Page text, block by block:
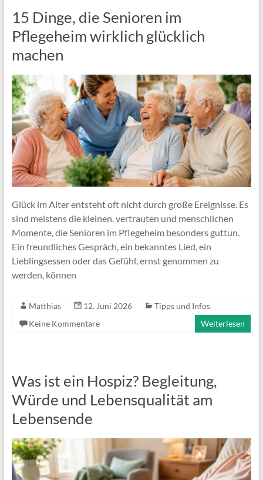
15 Dinge, die Senioren im
Pflegeheim wirklich glücklich
machen
Glück im Alter entsteht oft nicht durch große Ereignisse. Es
sind meistens die kleinen, vertrauten und menschlichen
Momente, die Senioren im Pflegeheim besonders guttun.
Ein freundliches Gespräch, ein bekanntes Lied, ein
Lieblingsessen oder das Gefühl, ernst genommen zu
werden, können
Matthias 12. Juni 2026
Tipps und Infos
Keine Kommentare
Weiterlesen
Was ist ein Hospiz? Begleitung,
Würde und Lebensqualität am
Lebensende